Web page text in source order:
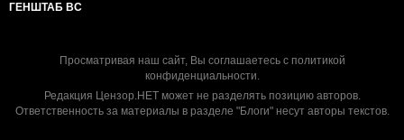
ГЕНШТАБ ВС
Просматривая наш сайт, Вы соглашаетесь с политикой
конфиденциальности.
Редакция Цензор.НЕТ может не разделять позицию авторов.
Ответственность за материалы в разделе "Блоги" несут авторы текстов.